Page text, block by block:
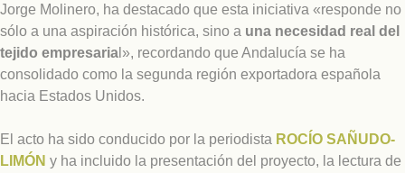
Jorge Molinero, ha destacado que esta iniciativa «responde no
sólo a una aspiración histórica, sino a una necesidad real del
tejido empresaria l», recordando que Andalucía se ha
consolidado como la segunda región exportadora española
hacia Estados Unidos.
El acto ha sido conducido por la periodista ROCÍO SAÑUDO-
LIMÓN y ha incluido la presentación del proyecto, la lectura de